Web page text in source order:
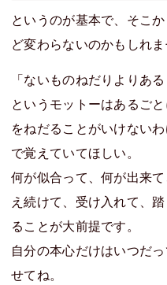
というのが基本で、そこ
ど変わらないのかもしれま
「ないものねだりよりあ
というモットーはあるご
をねだることがいけない
で覚えていてほしい。
何が似合って、何が出来
え続けて、受け入れて、
ることが大前提です。
自分の本心だけはいつだ
せてね。